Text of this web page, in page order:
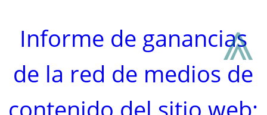
Informe de ganancias
de la red de medios de
⩓